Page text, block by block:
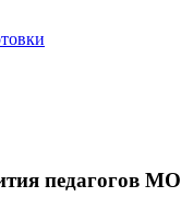
педагогов МО